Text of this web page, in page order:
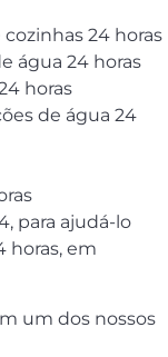
24 horas
água 24 horas
horas
de água 24
para ajudá-lo
horas, em
um dos nossos